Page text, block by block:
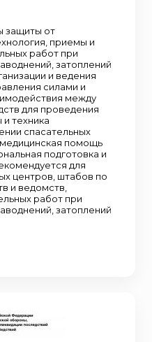
защиты от
приемы и
работ при
затоплений
и ведения
силами и
между
для проведения
техника
спасательных
помощь
подготовка и
для
центров, штабов по
и ведомств,
работ при
затоплений